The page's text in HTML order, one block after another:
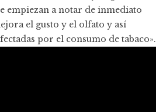
empiezan a notar de inmediato
el gusto y el olfato y así
por el consumo de tabaco».